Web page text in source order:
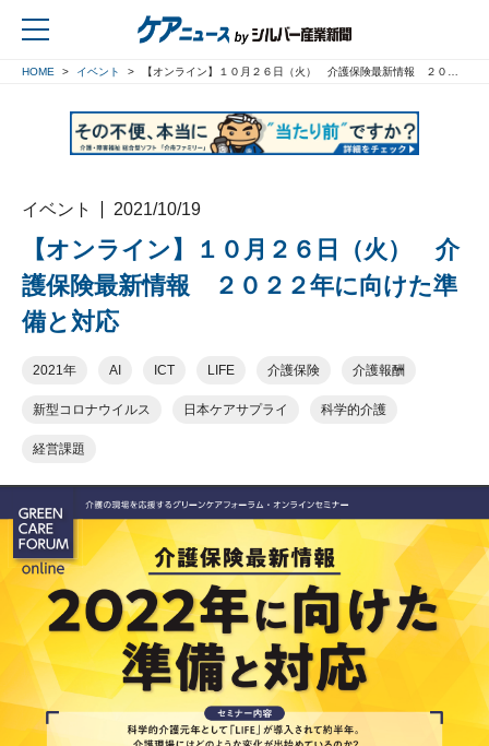
HOME イベント 【オンライン】１０月２６日（火） 介護保険最新情報 ２０２２年に向けた準備と対応
イベント 2021/10/19
【オンライン】１０月２６日（火） 介
護保険最新情報 ２０２２年に向けた準
備と対応
2021年 AI ICT LIFE 介護保険 介護報酬
新型コロナウイルス 日本ケアサプライ 科学的介護
経営課題